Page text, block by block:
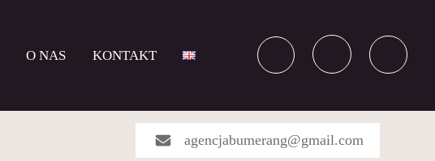
O NAS KONTAKT
agencjabumerang@gmail.com